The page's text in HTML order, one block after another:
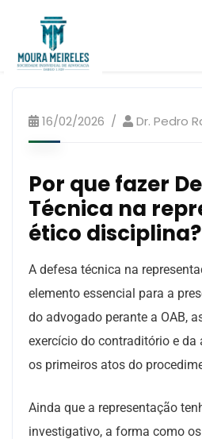
16/02/2026 Dr. Pedro
Por que fazer
Técnica na
ético
A defesa técnica na
elemento essencial para a
do advogado perante a OAB,
exercício do contraditório e da
os primeiros atos do
Ainda que a representação
investigativo, a forma como